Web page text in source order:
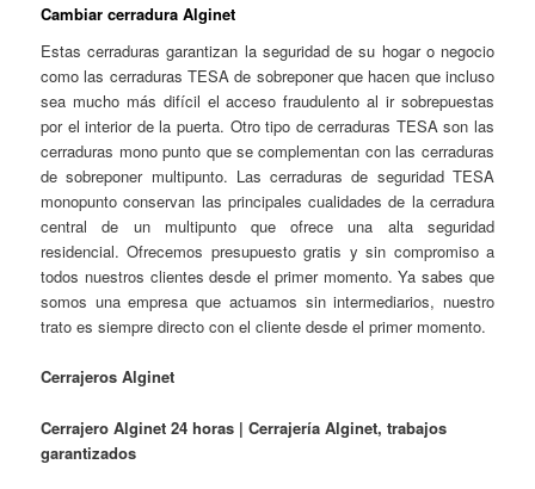
Cambiar cerradura Alginet
Estas cerraduras garantizan la seguridad de su hogar o negocio
como las cerraduras TESA de sobreponer que hacen que incluso
sea mucho más difícil el acceso fraudulento al ir sobrepuestas
por el interior de la puerta. Otro tipo de cerraduras TESA son las
cerraduras mono punto que se complementan con las cerraduras
de sobreponer multipunto. Las cerraduras de seguridad TESA
monopunto conservan las principales cualidades de la cerradura
central de un multipunto que ofrece una alta seguridad
residencial. Ofrecemos presupuesto gratis y sin compromiso a
todos nuestros clientes desde el primer momento. Ya sabes que
somos una empresa que actuamos sin intermediarios, nuestro
trato es siempre directo con el cliente desde el primer momento.
Cerrajeros Alginet
Cerrajero Alginet 24 horas | Cerrajería Alginet, trabajos
garantizados